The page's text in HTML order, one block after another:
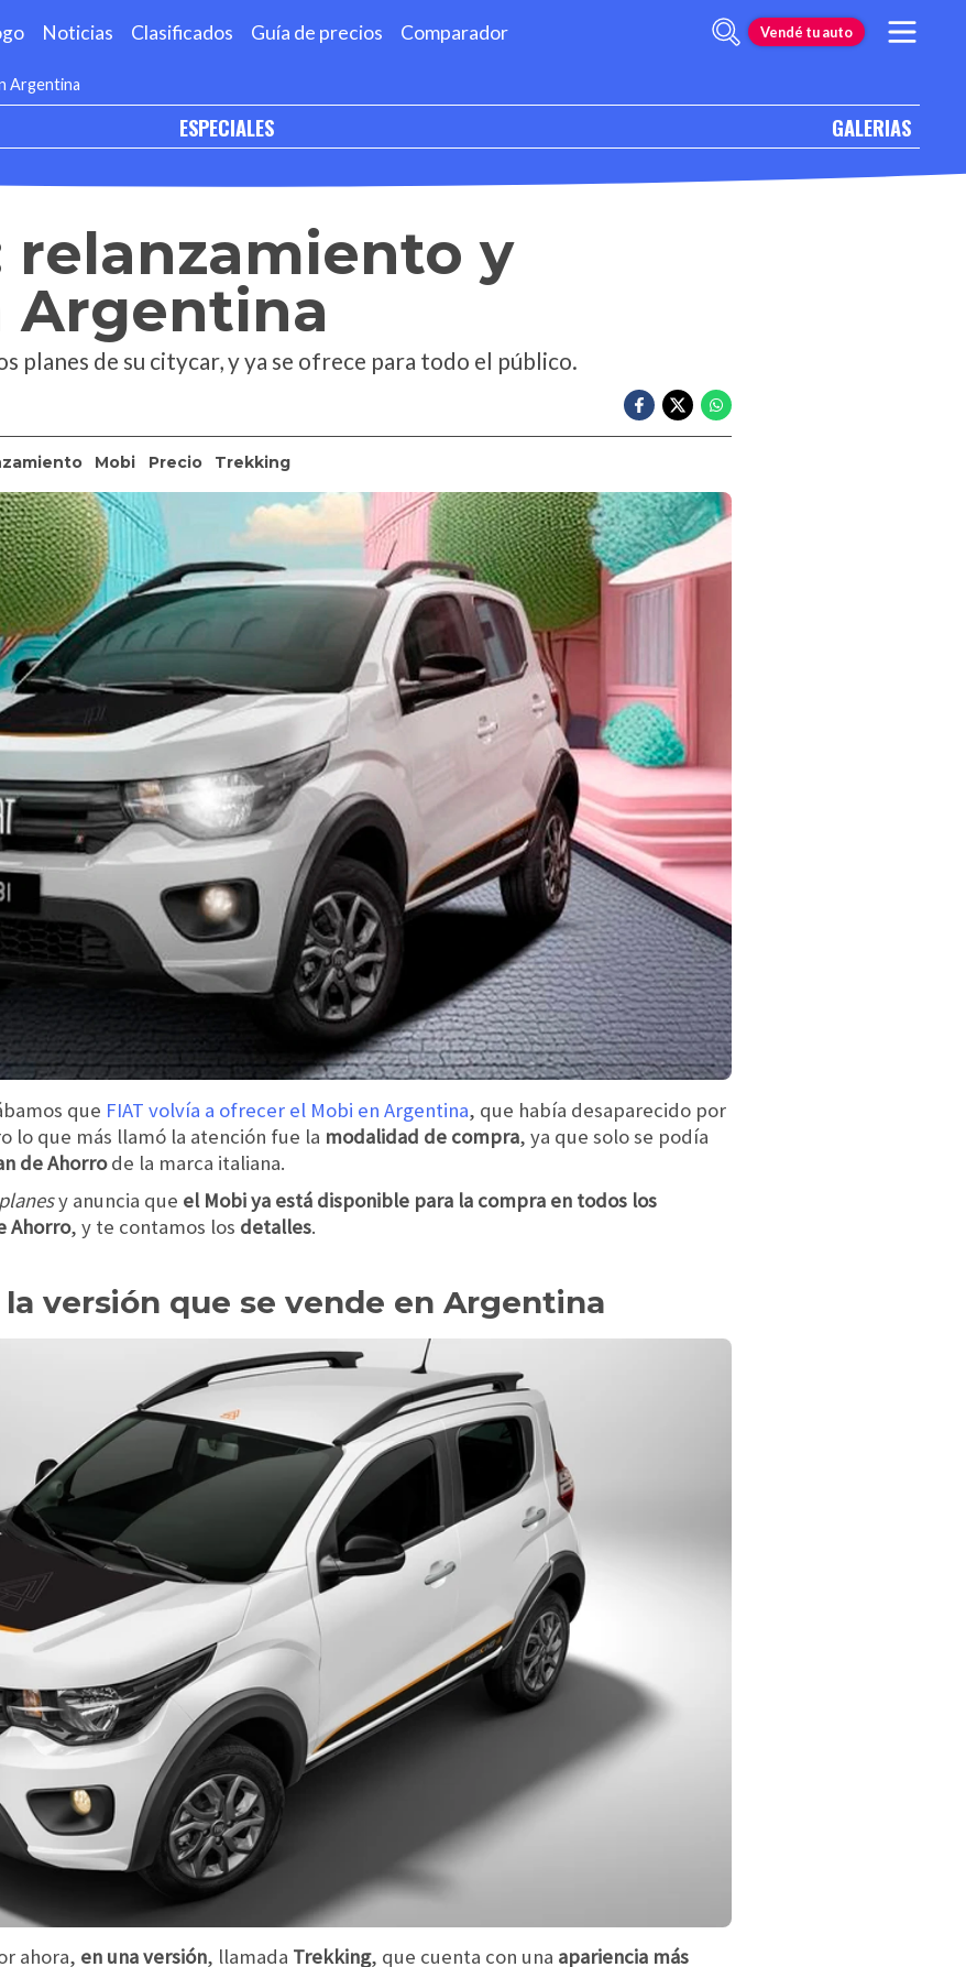
Noticias Clasificados Guía de precios Comparador Vendé tu auto
Argentina
ESPECIALES GALERIAS
relanzamiento y
Argentina
planes de su citycar, y ya se ofrece para todo el público.
Mobi Precio Trekking
que FIAT volvía a ofrecer el Mobi en Argentina, que había desaparecido por
lo que más llamó la atención fue la modalidad de compra, ya que solo se podía
de Ahorrode la marca italiana.
y anuncia que el Mobi ya está disponible para la compra en todos los
Ahorro, y te contamos los detalles.
la versión que se vende en Argentina
ahora, en una versión, llamada Trekking, que cuenta con una apariencia más